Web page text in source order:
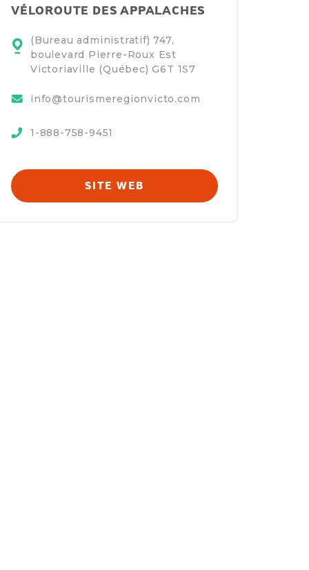
VÉLOROUTE DES APPALACHES
(Bureau administratif) 747,
boulevard Pierre-Roux Est
Victoriaville (Québec)G6T 1S7
info@tourismeregionvicto.com
1-888-758-9451
SITE WEB